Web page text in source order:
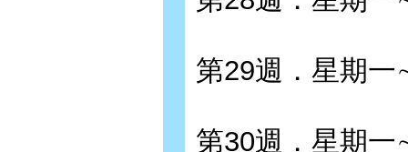
第29週．星期
第30週．星期